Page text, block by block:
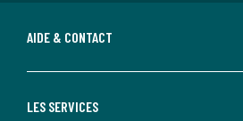
AIDE & CONTACT
LES SERVICES